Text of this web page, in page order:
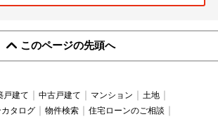
このページの先頭へ
戸建て 中古戸建て マンション
土地
タログ 物件検索
住宅ローンのご相談